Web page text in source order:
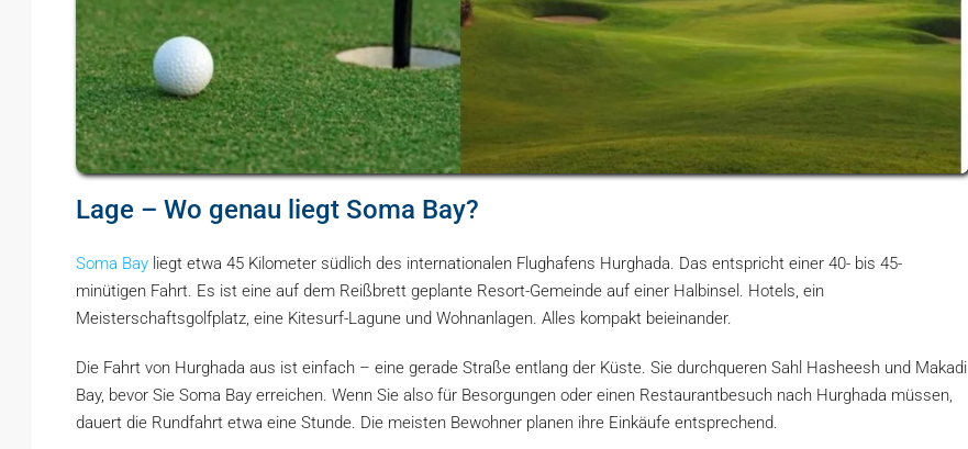
Lage – Wo genau liegt Soma Bay?
Soma Bay liegt etwa 45 Kilometer südlich des internationalen Flughafens Hurghada. Das entspricht einer 40- bis 45-
minütigen Fahrt. Es ist eine auf dem Reißbrett geplante Resort-Gemeinde auf einer Halbinsel. Hotels, ein
Meisterschaftsgolfplatz, eine Kitesurf-Lagune und Wohnanlagen. Alles kompakt beieinander.
Die Fahrt von Hurghada aus ist einfach – eine gerade Straße entlang der Küste. Sie durchqueren Sahl Hasheesh und Makadi
Bay, bevor Sie Soma Bay erreichen. Wenn Sie also für Besorgungen oder einen Restaurantbesuch nach Hurghada müssen,
dauert die Rundfahrt etwa eine Stunde. Die meisten Bewohner planen ihre Einkäufe entsprechend.